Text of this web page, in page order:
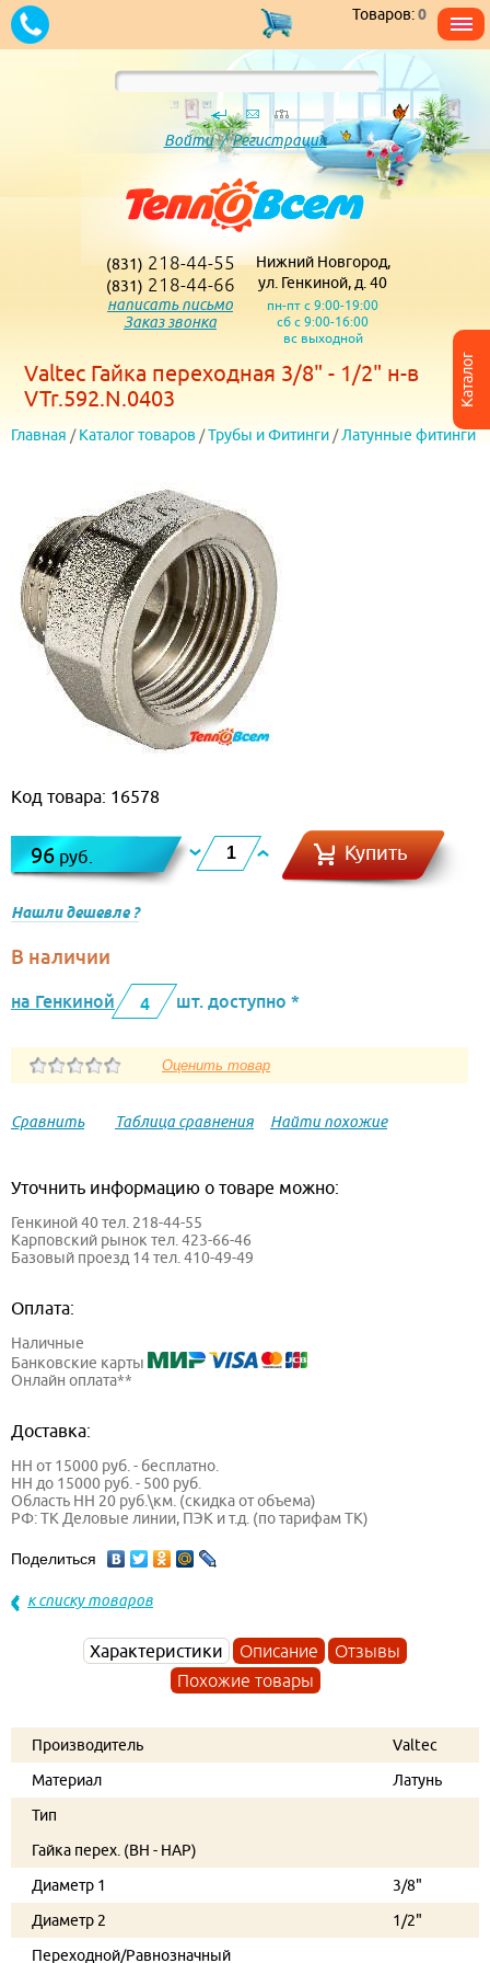
Каталог
Товаров:0
Войти/Регистрация
(831) 218-44-55
(831) 218-44-66
написать письмо
Заказ звонка
Нижний Новгород,
ул. Генкиной, д. 40
пн-пт с 9:00-19:00
сб с 9:00-16:00
вс выходной
Valtec Гайка переходная 3/8" - 1/2" н-в
VTr.592.N.0403
Главная / Каталог товаров /Трубы и Фитинги / Латунные фитинги
Код товара: 16578
96руб. Купить
Нашли дешевле ?
В наличии
на Генкиной 4 шт. доступно *
Сравнить Таблица сравнения Найти похожие
Уточнить информацию о товаре можно:
Генкиной 40 тел. 218-44-55
Карповский рынок тел. 423-66-46
Базовый проезд 14 тел. 410-49-49
Оплата:
Наличные
Банковские карты
Онлайн оплата**
Доставка:
НН от 15000 руб. - бесплатно.
НН до 15000 руб. - 500 руб.
Область НН 20 руб.\км. (скидка от объема)
РФ: ТК Деловые линии, ПЭК и т.д. (по тарифам ТК)
Поделиться
к списку товаров
Характеристики Описание
Отзывы
Похожие товары
Производитель
Valtec
Материал
Латунь
Тип
Гайка перех. (ВН - НАР)
Диаметр 1
3/8"
Диаметр 2
1/2"
Переходной/Равнозначный